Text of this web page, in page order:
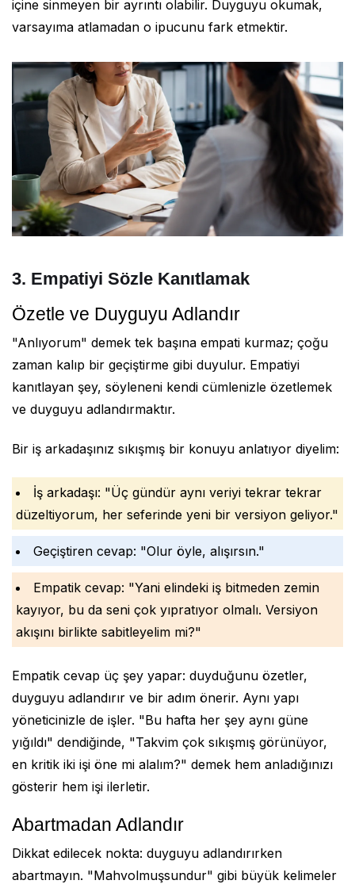
içine sinmeyen bir ayrıntı olabilir. Duyguyu okumak,
varsayıma atlamadan o ipucunu fark etmektir.
3. Empatiyi Sözle Kanıtlamak
Özetle ve Duyguyu Adlandır
"Anlıyorum" demek tek başına empati kurmaz; çoğu
zaman kalıp bir geçiştirme gibi duyulur. Empatiyi
kanıtlayan şey, söyleneni kendi cümlenizle özetlemek
ve duyguyu adlandırmaktır.
Bir iş arkadaşınız sıkışmış bir konuyu anlatıyor diyelim:
İş arkadaşı: "Üç gündür aynı veriyi tekrar tekrar
düzeltiyorum, her seferinde yeni bir versiyon geliyor."
Geçiştiren cevap: "Olur öyle, alışırsın."
Empatik cevap: "Yani elindeki iş bitmeden zemin
kayıyor, bu da seni çok yıpratıyor olmalı. Versiyon
akışını birlikte sabitleyelim mi?"
Empatik cevap üç şey yapar: duyduğunu özetler,
duyguyu adlandırır ve bir adım önerir. Aynı yapı
yöneticinizle de işler. "Bu hafta her şey aynı güne
yığıldı" dendiğinde, "Takvim çok sıkışmış görünüyor,
en kritik iki işi öne mi alalım?" demek hem anladığınızı
gösterir hem işi ilerletir.
Abartmadan Adlandır
Dikkat edilecek nokta: duyguyu adlandırırken
abartmayın. "Mahvolmuşsundur" gibi büyük kelimeler